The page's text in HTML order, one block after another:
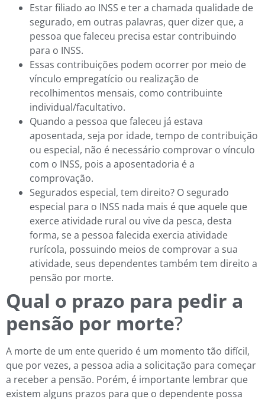
Estar filiado ao INSS e ter a chamada qualidade de
segurado, em outras palavras, quer dizer que, a
pessoa que faleceu precisa estar contribuindo
para o INSS.
Essas contribuições podem ocorrer por meio de
vínculo empregatício ou realização de
recolhimentos mensais, como contribuinte
individual/facultativo.
Quando a pessoa que faleceu já estava
aposentada, seja por idade, tempo de contribuição
ou especial, não é necessário comprovar o vínculo
com o INSS, pois a aposentadoria é a
comprovação.
Segurados especial, tem direito? O segurado
especial para o INSS nada mais é que aquele que
exerce atividade rural ou vive da pesca, desta
forma, se a pessoa falecida exercia atividade
rurícola, possuindo meios de comprovar a sua
atividade, seus dependentes também tem direito a
pensão por morte.
Qual o prazo para pedir a
pensão por morte?
A morte de um ente querido é um momento tão difícil,
que por vezes, a pessoa adia a solicitação para começar
a receber a pensão. Porém, é importante lembrar que
existem alguns prazos para que o dependente possa